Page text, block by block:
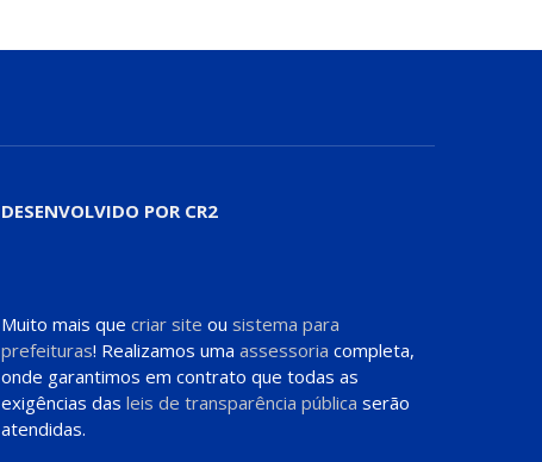
DESENVOLVIDO POR CR2
Muito mais que criar site ou sistema para
prefeituras! Realizamos uma assessoria completa,
onde garantimos em contrato que todas as
exigências das leis de transparência pública serão
atendidas.